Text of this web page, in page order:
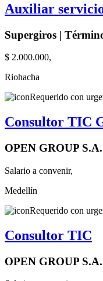
Auxiliar
Supergiros |
$ 2.000.000,
Riohacha
Requerido con
Consultor TIC
OPEN GROUP
Salario a convenir,
Medellín
Requerido con
Consultor TIC
OPEN GROUP